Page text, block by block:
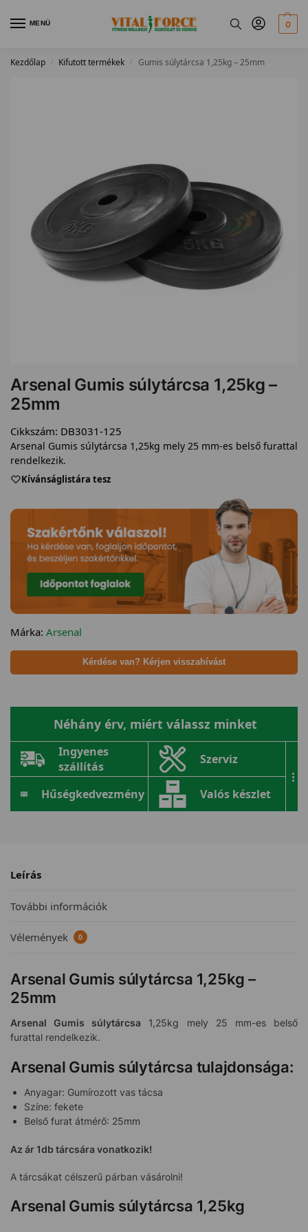
MENÜ 0
Kezdőlap / Kifutott termékek / Gumis súlytárcsa 1,25kg – 25mm
Arsenal Gumis súlytárcsa 1,25kg –
25mm
Cikkszám: DB3031-125
Arsenal Gumis súlytárcsa 1,25kg mely 25 mm-es belső furattal
rendelkezik.
Kívánságlistára tesz
Márka: Arsenal
Kérdése van? Kérjen visszahívást
Néhány érv, miért válassz minket
Ingyenes
szállítás
Szerviz
Hűségkedvezmény Valós készlet
...
Leírás
További információk
Vélemények 0
Arsenal Gumis súlytárcsa 1,25kg –
25mm
ArsenalGumis súlytárcsa 1,25kg mely 25 mm-es belső
furattal rendelkezik.
Arsenal Gumis súlytárcsa tulajdonsága:
Anyagar: Gumírozott vas tácsa
Színe: fekete
Belső furat átmérő: 25mm
Az ár 1db tárcsára vonatkozik!
A tárcsákat célszerű párban vásárolni!
Arsenal Gumis súlytárcsa 1,25kg